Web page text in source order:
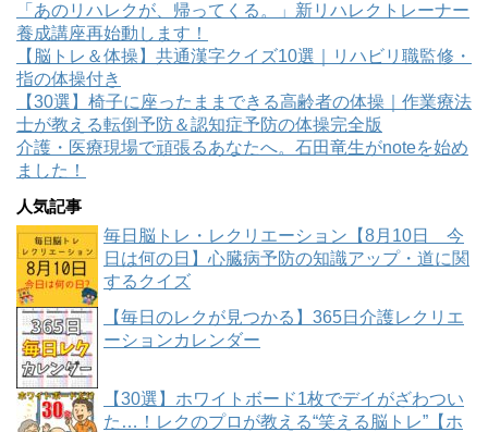
「あのリハレクが、帰ってくる。」新リハレクトレーナー
養成講座再始動します！
【脳トレ＆体操】共通漢字クイズ10選｜リハビリ職監修・
指の体操付き
【30選】椅子に座ったままできる高齢者の体操｜作業療法
士が教える転倒予防＆認知症予防の体操完全版
介護・医療現場で頑張るあなたへ。石田竜生がnoteを始め
ました！
人気記事
毎日脳トレ・レクリエーション【8月10日 今
日は何の日】心臓病予防の知識アップ・道に関
するクイズ
【毎日のレクが見つかる】365日介護レクリエ
ーションカレンダー
【30選】ホワイトボード1枚でデイがざわつい
た…！レクのプロが教える“笑える脳トレ”【ホ